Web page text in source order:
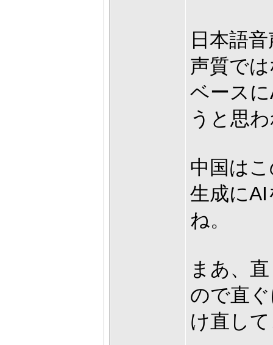
日本語
声質で
ベース
うと思
中国は
生成に
ね。
まあ、
ので直
け直し